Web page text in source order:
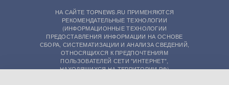
НА САЙТЕ TOPNEWS.RU ПРИМЕНЯЮТСЯ
РЕКОМЕНДАТЕЛЬНЫЕ ТЕХНОЛОГИИ
(ИНФОРМАЦИОННЫЕ ТЕХНОЛОГИИ
ПРЕДОСТАВЛЕНИЯ ИНФОРМАЦИИ НА ОСНОВЕ
СБОРА, СИСТЕМАТИЗАЦИИ И АНАЛИЗА СВЕДЕНИЙ,
ОТНОСЯЩИХСЯ К ПРЕДПОЧТЕНИЯМ
ПОЛЬЗОВАТЕЛЕЙ СЕТИ "ИНТЕРНЕТ",
НАХОДЯЩИХСЯ НА ТЕРРИТОРИИ РФ)